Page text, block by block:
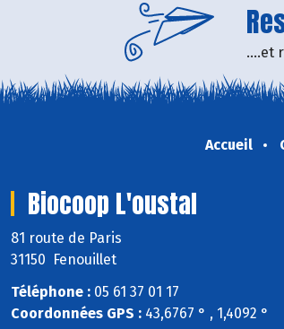
....et
Accueil
Biocoop L'oustal
81 route de Paris
31150 Fenouillet
Téléphone : 05 61 37 01 17
Coordonnées GPS : 43,6767 ° , 1,4092 °